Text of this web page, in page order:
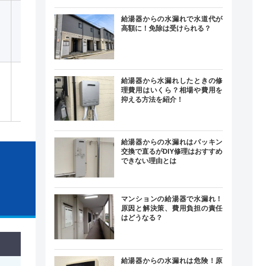
ー
最短30分
給湯器からの水漏れで水道代が
高額に！免除は受けられる？
給湯器から水漏れしたときの修
理費用はいくら？相場や費用を
抑える方法を紹介！
給湯器からの水漏れはパッキン
交換で直るがDIY修理はおすすめ
できない理由とは
マンションの給湯器で水漏れ！
原因と解決策、費用負担の責任
はどうなる？
給湯器からの水漏れは危険！原